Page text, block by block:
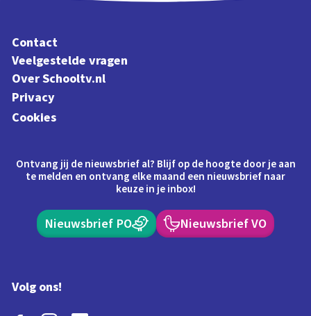
Contact
Veelgestelde vragen
Over Schooltv.nl
Privacy
Cookies
Ontvang jij de nieuwsbrief al? Blijf op de hoogte door je aan
te melden en ontvang elke maand een nieuwsbrief naar
keuze in je inbox!
Nieuwsbrief PO Nieuwsbrief VO
Volg ons!